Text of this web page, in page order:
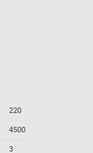
220
4500
3